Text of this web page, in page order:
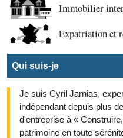
Immobilier
Expatriation et
Qui suis-je
Je suis Cyril Jarnias,
indépendant depuis plus
d'entreprise à «
patrimoine en toute